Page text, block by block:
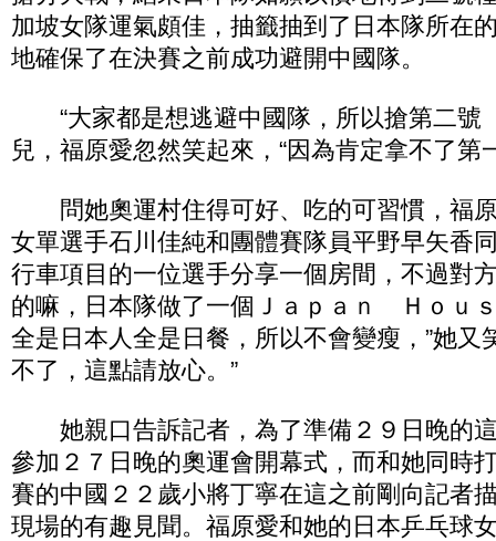
加坡女隊運氣頗佳，抽籤抽到了日本隊所在
地確保了在決賽之前成功避開中國隊。
“大家都是想逃避中國隊，所以搶第二號
兒，福原愛忽然笑起來，“因為肯定拿不了第
問她奧運村住得可好、吃的可習慣，福
女單選手石川佳純和團體賽隊員平野早矢香
行車項目的一位選手分享一個房間，不過對
的嘛，日本隊做了一個Ｊａｐａｎ Ｈｏｕ
全是日本人全是日餐，所以不會變瘦，”她又
不了，這點請放心。”
她親口告訴記者，為了準備２９日晚的
參加２７日晚的奧運會開幕式，而和她同時
賽的中國２２歲小將丁寧在這之前剛向記者
現場的有趣見聞。福原愛和她的日本乒乓球